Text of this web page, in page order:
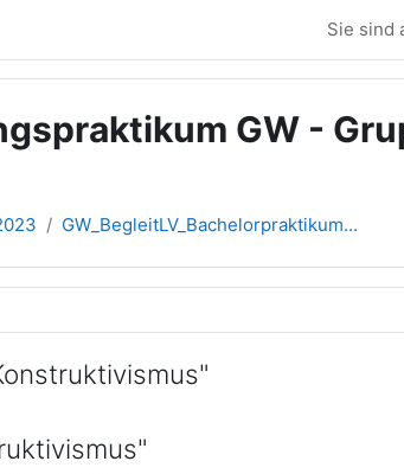
Sie sind
GW -
GW_BegleitLV_Bachelorpraktikum...